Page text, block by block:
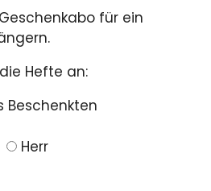
für ein
Hefte an:
Beschenkten
Herr